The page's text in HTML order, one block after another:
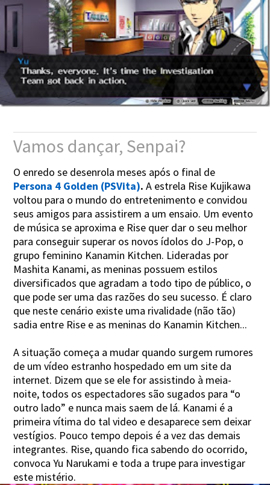
Vamos dançar, Senpai?
O enredo se desenrola meses após o final de
Persona 4 Golden (PSVita). A estrela Rise Kujikawa
voltou para o mundo do entretenimento e convidou
seus amigos para assistirem a um ensaio. Um evento
de música se aproxima e Rise quer dar o seu melhor
para conseguir superar os novos ídolos do J-Pop, o
grupo feminino Kanamin Kitchen. Lideradas por
Mashita Kanami, as meninas possuem estilos
diversificados que agradam a todo tipo de público, o
que pode ser uma das razões do seu sucesso. É claro
que neste cenário existe uma rivalidade (não tão)
sadia entre Rise e as meninas do Kanamin Kitchen...
A situação começa a mudar quando surgem rumores
de um vídeo estranho hospedado em um site da
internet. Dizem que se ele for assistindo à meia-
noite, todos os espectadores são sugados para “o
outro lado” e nunca mais saem de lá. Kanami é a
primeira vítima do tal video e desaparece sem deixar
vestígios. Pouco tempo depois é a vez das demais
integrantes. Rise, quando fica sabendo do ocorrido,
convoca Yu Narukami e toda a trupe para investigar
este mistério.